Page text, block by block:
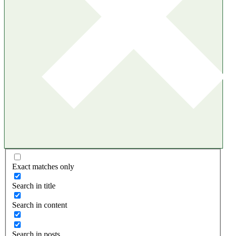
Exact matches only
Search in title
Search in content